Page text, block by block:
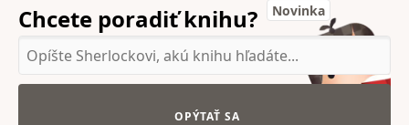
Chcete poradiť knihu? Novinka
OPÝTAŤ SA